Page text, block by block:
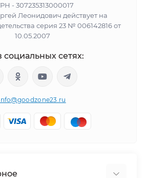
- 307235313000017
Леонидович действует на
серия 23 № 006142816 от
10.05.2007
сетях: